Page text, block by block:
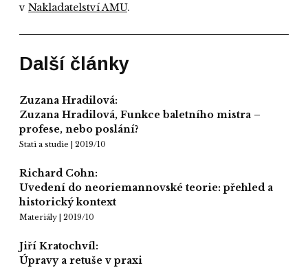
v Nakladatelství AMU.
Další články
Zuzana Hradilová:
Zuzana Hradilová, Funkce baletního mistra –
profese, nebo poslání?
Stati a studie | 2019/10
Richard Cohn:
Uvedení do neoriemannovské teorie: přehled a
historický kontext
Materiály | 2019/10
Jiří Kratochvíl:
Úpravy a retuše v praxi